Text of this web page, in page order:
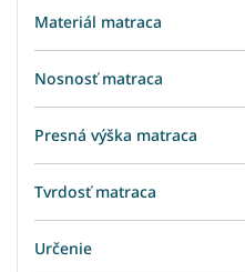
Materiál matraca
Nosnosť matraca
Presná výška matraca
Tvrdosť matraca
Určenie